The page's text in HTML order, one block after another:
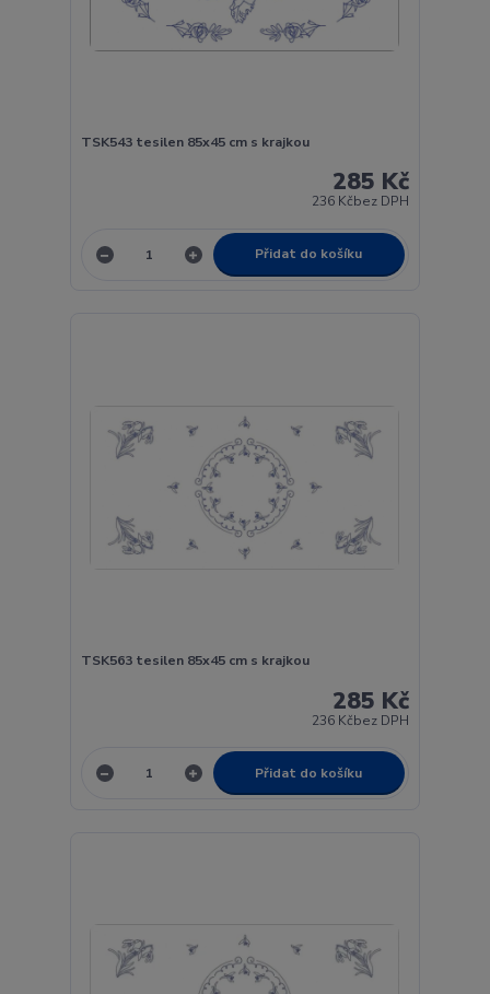
TSK543 tesilen 85x45 cm s krajkou
285 Kč
236 Kčbez DPH
Přidat do košíku
TSK563 tesilen 85x45 cm s krajkou
285 Kč
236 Kčbez DPH
Přidat do košíku